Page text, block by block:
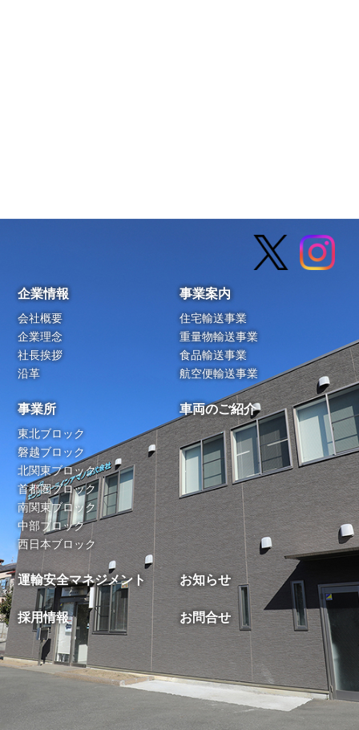
企業情報
会社概要
企業理念
社長挨拶
沿革
事業案内
住宅輸送事業
重量物輸送事業
食品輸送事業
航空便輸送事業
事業所
東北ブロック
磐越ブロック
北関東ブロック
首都圏ブロック
南関東ブロック
中部ブロック
西日本ブロック
車両のご紹介
運輸安全マネジメント お知らせ
採用情報 お問合せ